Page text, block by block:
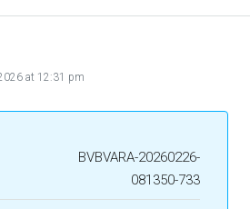
at 12:31 pm
BVBVARA-20260226-
081350-733